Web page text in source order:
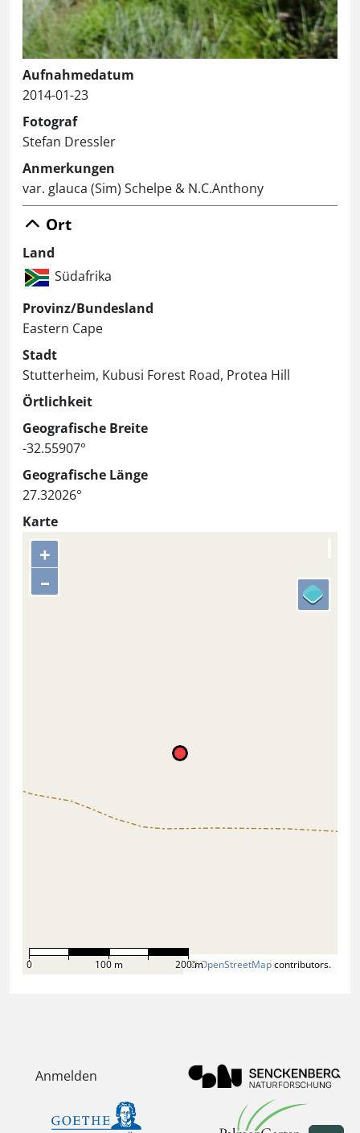
Aufnahmedatum
2014-01-23
Fotograf
Stefan Dressler
Anmerkungen
var. glauca (Sim) Schelpe & N.C.Anthony
Ort
Land
Südafrika
Provinz/Bundesland
Eastern Cape
Stadt
Stutterheim, Kubusi Forest Road, Protea Hill
Örtlichkeit
Geografische Breite
-32.55907°
Geografische Länge
27.32026°
Karte
+
–
©OpenStreetMapcontributors.
0 100 m 200 m
Anmelden